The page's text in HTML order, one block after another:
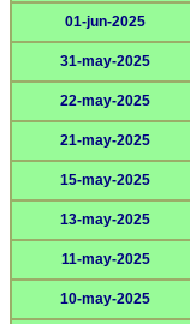
01-jun-2025
31-may-2025
22-may-2025
21-may-2025
15-may-2025
13-may-2025
11-may-2025
10-may-2025